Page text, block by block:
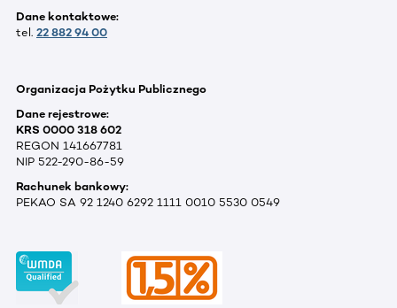
Dane kontaktowe:
tel. 22 882 94 00
Organizacja Pożytku Publicznego
Dane rejestrowe:
KRS 0000 318 602
REGON 141667781
NIP 522-290-86-59
Rachunek bankowy:
PEKAO SA 92 1240 6292 1111 0010 5530 0549